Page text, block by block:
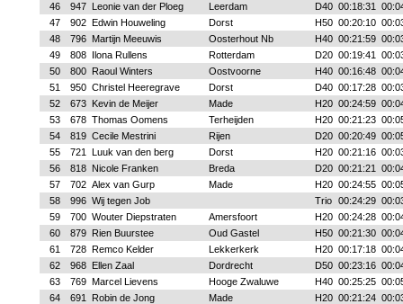
46
947 Leonie van der Ploeg Leerdam D40 00:18:31
47
902 Edwin Houweling Dorst H50 00:20:10
48
796 Martijn Meeuwis Oosterhout Nb H40 00:21:59
49
808 Ilona Rullens Rotterdam D20 00:19:41
50
800 Raoul Winters Oostvoorne H40 00:16:48
51
950 Christel Heeregrave Dorst D40 00:17:28
52
673 Kevin de Meijer Made H20 00:24:59
53
678 Thomas Oomens Terheijden H20 00:21:23
54
819 Cecile Mestrini Rijen D20 00:20:49
55
721 Luuk van den berg Dorst H20 00:21:16
56
818 Nicole Franken Breda D20 00:21:21
57
702 Alex van Gurp Made H20 00:24:55
58
996 Wij tegen Job Trio 00:24:29
59
700 Wouter Diepstraten Amersfoort H20 00:24:28
60
879 Rien Buurstee Oud Gastel H50 00:21:30
61
728 Remco Kelder Lekkerkerk H20 00:17:18
62
968 Ellen Zaal Dordrecht D50 00:23:16
63
769 Marcel Lievens Hooge Zwaluwe H40 00:25:25
64
691 Robin de Jong Made H20 00:21:24